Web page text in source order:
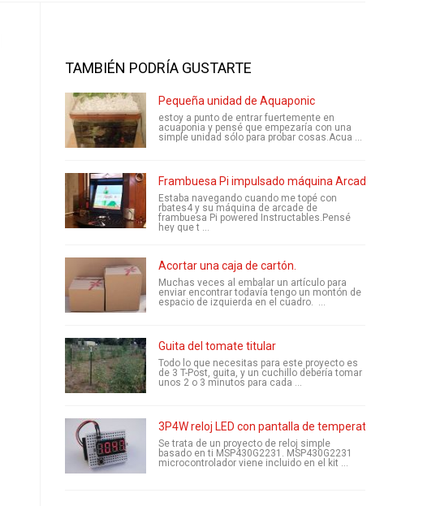
TAMBIÉN PODRÍA GUSTARTE
Pequeña unidad de Aquaponic
estoy a punto de entrar fuertemente en
acuaponia y pensé que empezaría con una
simple unidad sólo para probar cosas.Acua ...
Frambuesa Pi impulsado máquina Arcade de la tapa
Estaba navegando cuando me topé con
rbates4 y su máquina de arcade de
frambuesa Pi powered Instructables.Pensé
hey que t ...
Acortar una caja de cartón.
Muchas veces al embalar un artículo para
enviar encontrar todavía tengo un montón de
espacio de izquierda en el cuadro. ...
Guita del tomate titular
Todo lo que necesitas para este proyecto es
de 3 T-Post, guita, y un cuchillo debería tomar
unos 2 o 3 minutos para cada ...
3P4W reloj LED con pantalla de temperatura
Se trata de un proyecto de reloj simple
basado en ti MSP430G2231. MSP430G2231
microcontrolador viene incluido en el kit ...